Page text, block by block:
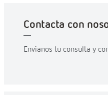
Contacta con
Envíanos tu consulta y